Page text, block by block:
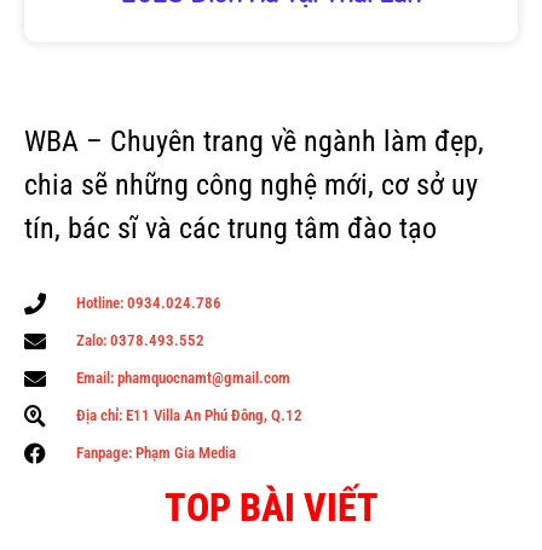
WBA – Chuyên trang về ngành làm đẹp,
chia sẽ những công nghệ mới, cơ sở uy
tín, bác sĩ và các trung tâm đào tạo
Hotline: 0934.024.786
Zalo: 0378.493.552
Email: phamquocnamt@gmail.com
Địa chỉ: E11 Villa An Phú Đông, Q.12
Fanpage: Phạm Gia Media
TOP BÀI VIẾT